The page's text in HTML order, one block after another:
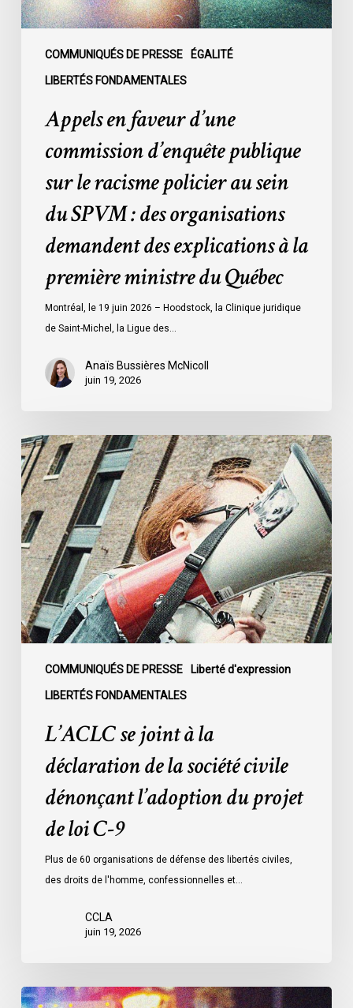
COMMUNIQUÉS DE PRESSE ÉGALITÉ
LIBERTÉS FONDAMENTALES
racisme
policier
SPVM
organisations
explications
ministre
Québec
Appels en faveur d’une
commission d’enquête publique
sur le racisme policier au sein
du SPVM : des organisations
demandent des explications à la
première ministre du Québec
Montréal, le 19 juin 2026 – Hoodstock, la Clinique juridique
de Saint-Michel, la Ligue des…
Anaïs Bussières McNicoll
juin 19, 2026
COMMUNIQUÉS DE PRESSE Liberté d'expression
LIBERTÉS FONDAMENTALES
L’ACLC
se
joint
à
la
déclaration
de
la
société
civile
l’adoption
L’ACLC se joint à la
déclaration de la société civile
dénonçant l’adoption du projet
de loi C-9
Plus de 60 organisations de défense des libertés civiles,
des droits de l'homme, confessionnelles et…
CCLA
juin 19, 2026
Le